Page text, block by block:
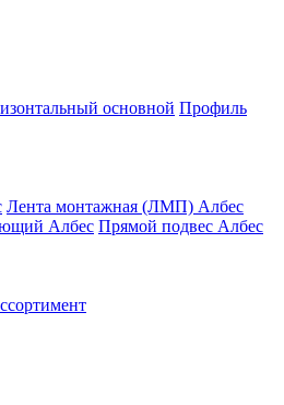
основной Профиль
Лента монтажная (ЛМП) Албес
Албес Прямой подвес Албес